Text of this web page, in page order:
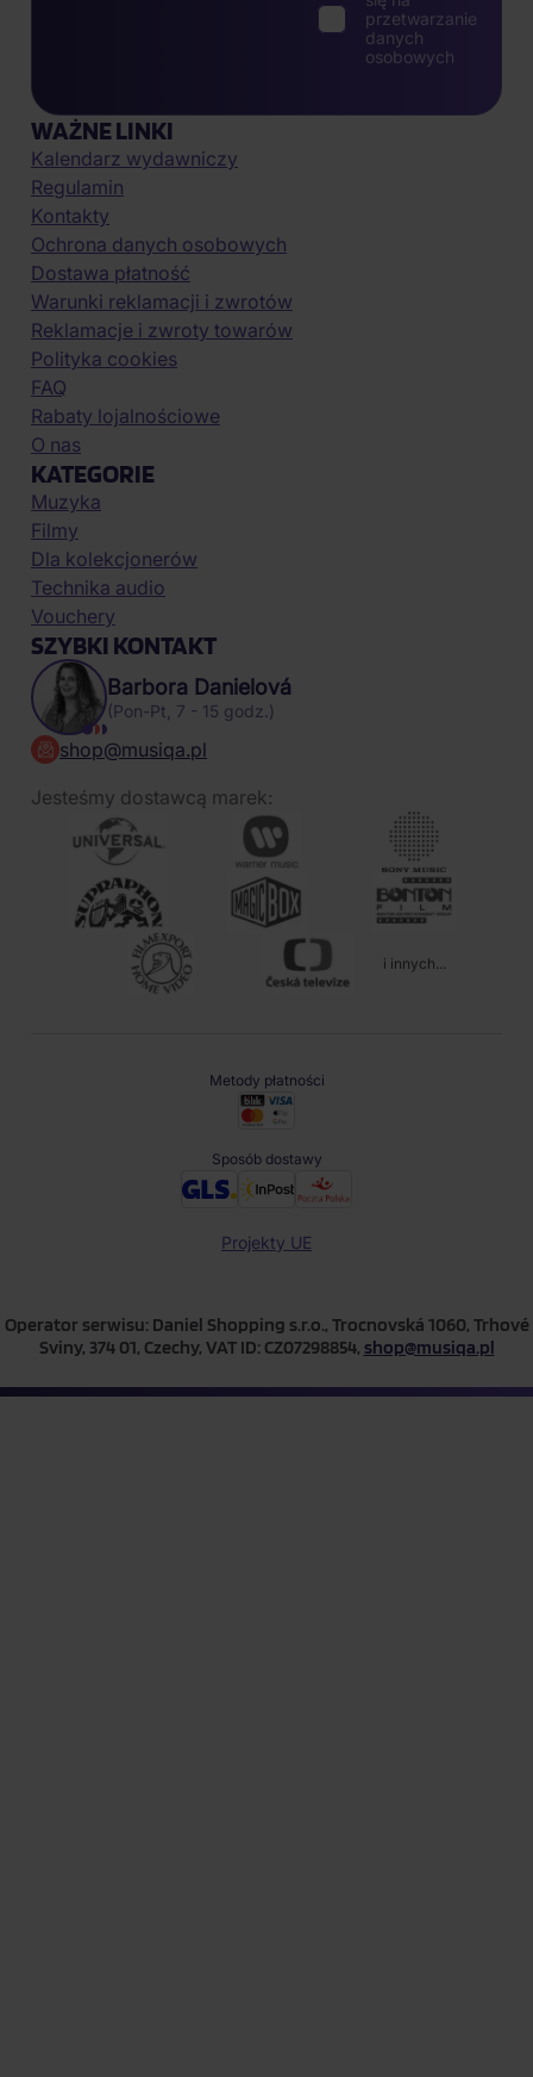
przetwarzanie
danych
osobowych
WAŻNE LINKI
Kalendarz wydawniczy
Regulamin
Kontakty
Ochrona danych osobowych
Dostawa płatność
Warunki reklamacji i zwrotów
Reklamacje i zwroty towarów
Polityka cookies
FAQ
Rabaty lojalnościowe
O nas
KATEGORIE
Muzyka
Filmy
Dla kolekcjonerów
Technika audio
Vouchery
SZYBKI KONTAKT
Barbora Danielová
(Pon-Pt, 7 - 15 godz.)
shop@musiqa.pl
Jesteśmy dostawcą marek:
i innych...
Metody płatności
Sposób dostawy
Projekty UE
Operator serwisu: Daniel Shopping s.r.o., Trocnovská 1060, Trhové
Sviny, 374 01, Czechy, VAT ID: CZ07298854, shop@musiqa.pl